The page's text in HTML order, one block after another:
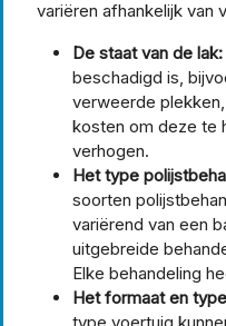
variëren afhankelijk van
De staat van de lak:
beschadigd is,
verweerde
kosten om deze te
verhogen.
Het type
soorten
variërend van een
uitgebreide
Elke behandeling
Het formaat en
type voertuig